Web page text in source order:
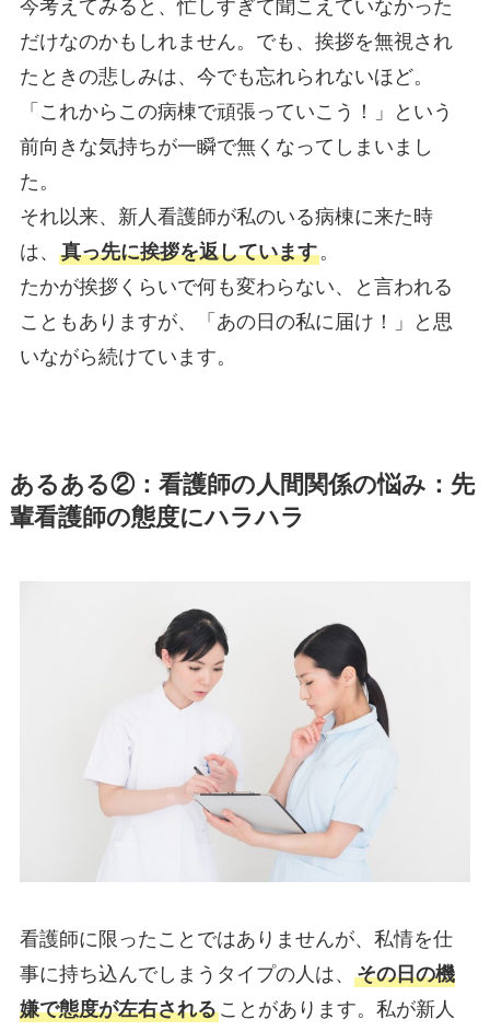
今考えてみると、忙しすぎて聞こえていなかった
だけなのかもしれません。でも、挨拶を無視され
たときの悲しみは、今でも忘れられないほど。
「これからこの病棟で頑張っていこう！」という
前向きな気持ちが一瞬で無くなってしまいまし
た。
それ以来、新人看護師が私のいる病棟に来た時
は、 真っ先に挨拶を返しています。
たかが挨拶くらいで何も変わらない、と言われる
こともありますが、「あの日の私に届け！」と思
いながら続けています。
あるある②：看護師の人間関係の悩み：先
輩看護師の態度にハラハラ
看護師に限ったことではありませんが、私情を仕
事に持ち込んでしまうタイプの人は、 その日の機
嫌で態度が左右されることがあります。私が新人